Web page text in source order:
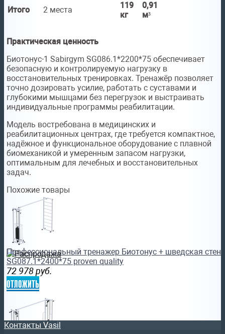
Итого 2 места
119
кг
0,91
м³
Практическая ценность
Биотонус-1 Sabirgym SG086.1*2200*75 обеспечивает
безопасную и контролируемую нагрузку в
восстановительных тренировках. Тренажёр позволяет
точно дозировать усилие, работать с суставами и
глубокими мышцами без перегрузок и выстраивать
индивидуальные программы реабилитации.
Модель востребована в медицинских и
реабилитационных центрах, где требуется компактное,
надёжное и функциональное оборудование с плавной
биомеханикой и умеренным запасом нагрузки,
оптимальным для лечебных и восстановительных
задач.
Похожие товары
Профессиональный тренажер Биотонус + шведская
SG087.1*2400*75 proven quality
72 978 руб.
отложить
Контакты Vasil